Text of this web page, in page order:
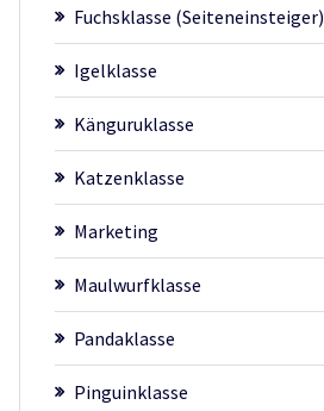
Fuchsklasse (Seiteneinsteiger)
Igelklasse
Känguruklasse
Katzenklasse
Marketing
Maulwurfklasse
Pandaklasse
Pinguinklasse